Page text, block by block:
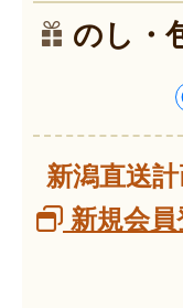
のし・
新潟直送
新規会員